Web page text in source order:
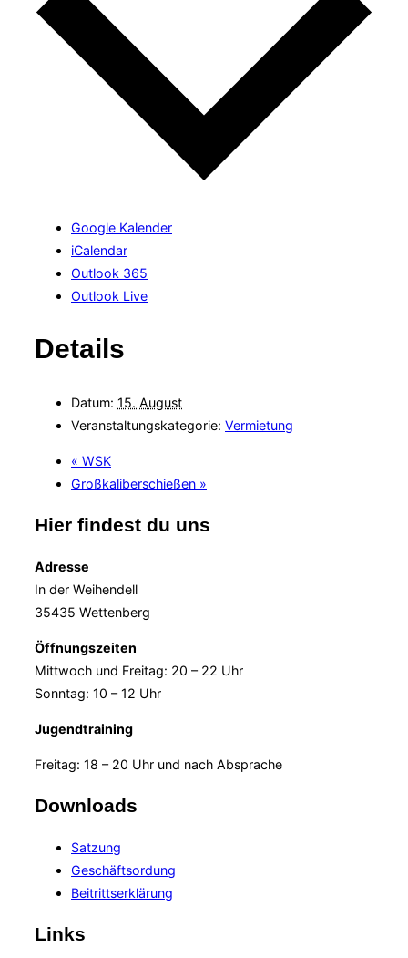
Google Kalender
iCalendar
Outlook 365
Outlook Live
Details
Datum: 15. August
Veranstaltungskategorie: Vermietung
« WSK
Großkaliberschießen »
Hier findest du uns
Adresse
In der Weihendell
35435 Wettenberg
Öffnungszeiten
Mittwoch und Freitag: 20 – 22 Uhr
Sonntag: 10 – 12 Uhr
Jugendtraining
Freitag: 18 – 20 Uhr und nach Absprache
Downloads
Satzung
Geschäftsordung
Beitrittserklärung
Links